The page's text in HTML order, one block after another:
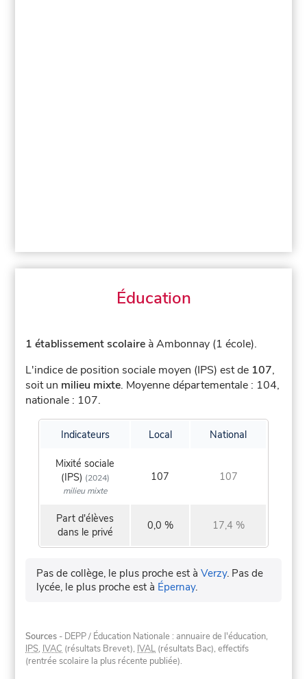
Éducation
1 établissement scolaire à Ambonnay (1 école).
L'indice de position sociale moyen (IPS) est de 107,
soit un milieu mixte. Moyenne départementale : 104,
nationale : 107.
Indicateurs Local National
Mixité sociale
(IPS) (2024)
milieu mixte
107 107
Part d'élèves
dans le privé
0,0 % 17,4 %
Pas de collège, le plus proche est àVerzy. Pas de
lycée, le plus proche est à Épernay.
Sources - DEPP / Éducation Nationale : annuaire de l'éducation,
IPS, IVAC (résultats Brevet), IVAL (résultats Bac), effectifs
(rentrée scolaire la plus récente publiée).